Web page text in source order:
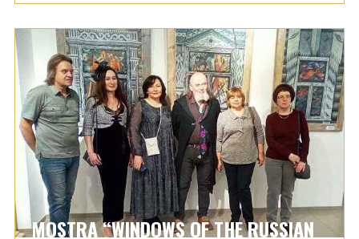
MOSTRA “WINDOWS OF THE RUSSIAN